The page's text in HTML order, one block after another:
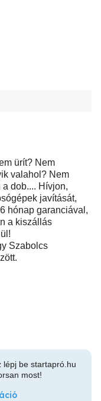
ürít? Nem
valahol? Nem
dob.... Hívjon,
javítását,
hónap garanciával,
a kiszállás
Szabolcs
lépj be startapró.hu
most!